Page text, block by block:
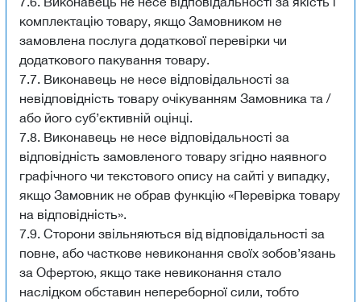
комплектацію товару, якщо Замовником не
замовлена послуга додаткової перевірки чи
додаткового пакування товару.
7.7. Виконавець не несе відповідальності за
невідповідність товару очікуванням Замовника та /
або його суб’єктивній оцінці.
7.8. Виконавець не несе відповідальності за
відповідність замовленого товару згідно наявного
графічного чи текстового опису на сайті у випадку,
якщо Замовник не обрав функцію «Перевірка товару
на відповідність».
7.9. Сторони звільняються від відповідальності за
повне, або часткове невиконання своїх зобов’язань
за Офертою, якщо таке невиконання стало
наслідком обставин непереборної сили, тобто